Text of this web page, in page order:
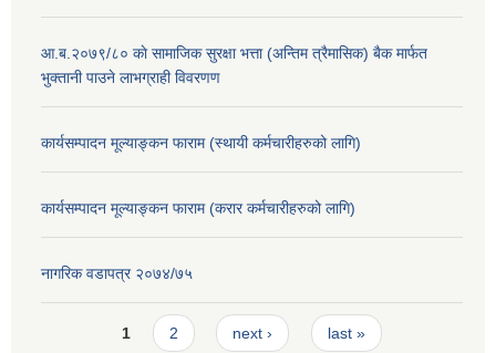
आ.ब.२०७९/८० काे सामाजिक सुरक्षा भत्ता (अन्तिम त्रैमासिक) बैक मार्फत
भुक्तानी पाउने लाभग्राही विवरणण
कार्यसम्पादन मूल्याङ्कन फाराम (स्थायी कर्मचारीहरुको लागि)
कार्यसम्पादन मूल्याङ्कन फाराम (करार कर्मचारीहरुको लागि)
नागरिक वडापत्र २०७४/७५
Pages1 2 next › last »